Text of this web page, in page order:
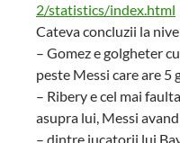
2/statistics/index.html
Cateva concluzii la
– Gomez e golgheter
peste Messi care are
– Ribery e cel mai
asupra lui, Messi
– dintre jucatorii lui